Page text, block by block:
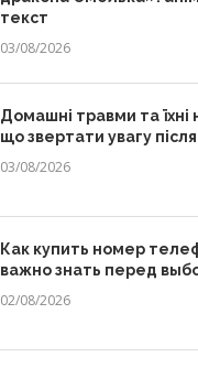
текст
03/08/2026
Домашні травми та їхні
що звертати увагу
03/08/2026
Как купить номер
важно знать перед
02/08/2026